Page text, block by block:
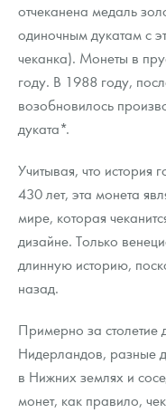
отчеканена медаль
одиночным дукатам с
чеканка). Монеты в
году. В 1988 году,
возобновилось
дуката*.
Учитывая, что история
430 лет, эта монета
мире, которая
дизайне. Только
длинную историю,
назад.
Примерно за столетие
Нидерландов, разные
в Нижних землях и
монет, как правило,